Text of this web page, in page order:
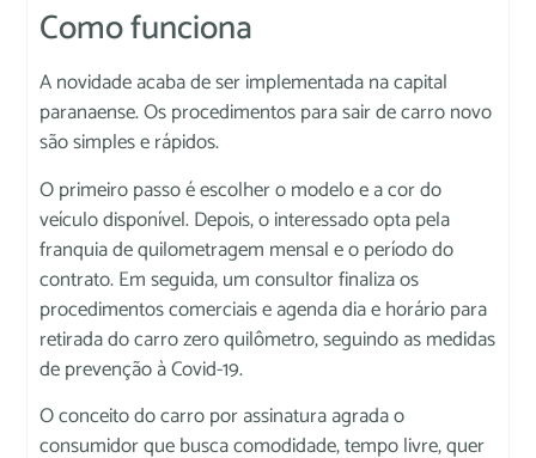
Como funciona
A novidade acaba de ser implementada na capital
paranaense. Os procedimentos para sair de carro novo
são simples e rápidos.
O primeiro passo é escolher o modelo e a cor do
veículo disponível. Depois, o interessado opta pela
franquia de quilometragem mensal e o período do
contrato. Em seguida, um consultor finaliza os
procedimentos comerciais e agenda dia e horário para
retirada do carro zero quilômetro, seguindo as medidas
de prevenção à Covid-19.
O conceito do carro por assinatura agrada o
consumidor que busca comodidade, tempo livre, quer